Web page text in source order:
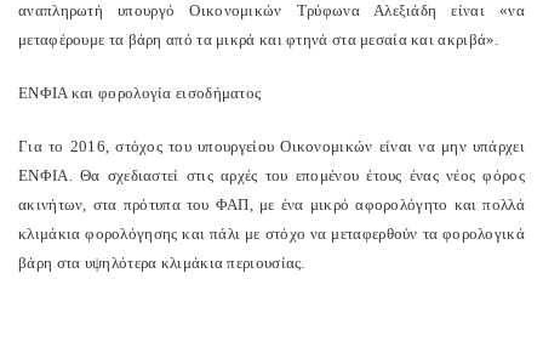
αναπληρωτή υπουργό Οικονομικών Τρύφωνα Αλεξιάδη είναι «να
μεταφέρουμε τα βάρη από τα μικρά και φτηνά στα μεσαία και ακριβά».
ΕΝΦΙΑ και φορολογία εισοδήματος
Για το 2016, στόχος του υπουργείου Οικονομικών είναι να μην υπάρχει
ΕΝΦΙΑ. Θα σχεδιαστεί στις αρχές του επομένου έτους ένας νέος φόρος
ακινήτων, στα πρότυπα του ΦΑΠ, με ένα μικρό αφορολόγητο και πολλά
κλιμάκια φορολόγησης και πάλι με στόχο να μεταφερθούν τα φορολογικά
βάρη στα υψηλότερα κλιμάκια περιουσίας.